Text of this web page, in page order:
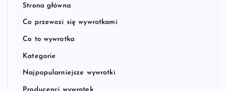
Strona główna
Co przewozi się wywrotkami
Co to wywrotka
Kategorie
Najpopularniejsze wywrotki